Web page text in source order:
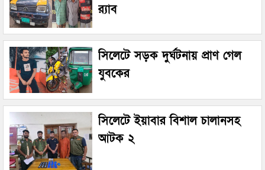
র‌্যাব
সিলেটে সড়ক দুর্ঘটনায় প্রাণ গেল
যুবকের
সিলেটে ইয়াবার বিশাল চালানসহ
আটক ২